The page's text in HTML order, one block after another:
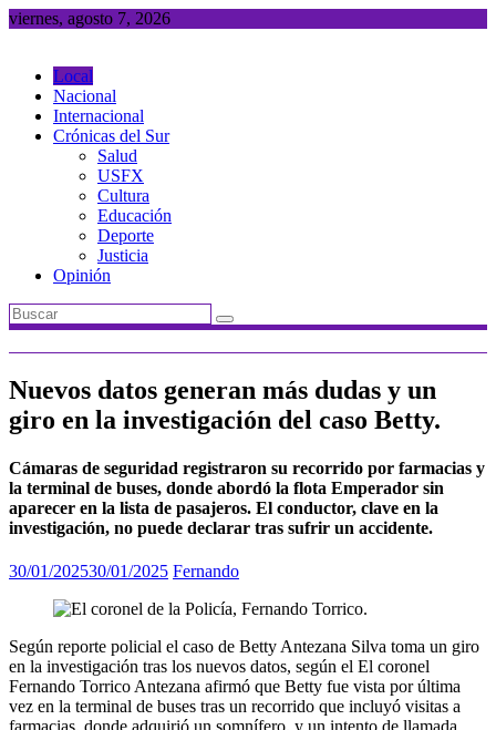
Saltar
viernes, agosto 7, 2026
Local
Nacional
Internacional
Crónicas del Sur
Salud
USFX
Cultura
Educación
Deporte
Justicia
Opinión
Nuevos datos generan más dudas y un
giro en la investigación del caso Betty.
Cámaras de seguridad registraron su recorrido por farmacias y
la terminal de buses, donde abordó la flota Emperador sin
aparecer en la lista de pasajeros. El conductor, clave en la
investigación, no puede declarar tras sufrir un accidente.
30/01/202530/01/2025 Fernando
Según reporte policial el caso de Betty Antezana Silva toma un giro
en la investigación tras los nuevos datos, según el El coronel
Fernando Torrico Antezana afirmó que Betty fue vista por última
vez en la terminal de buses tras un recorrido que incluyó visitas a